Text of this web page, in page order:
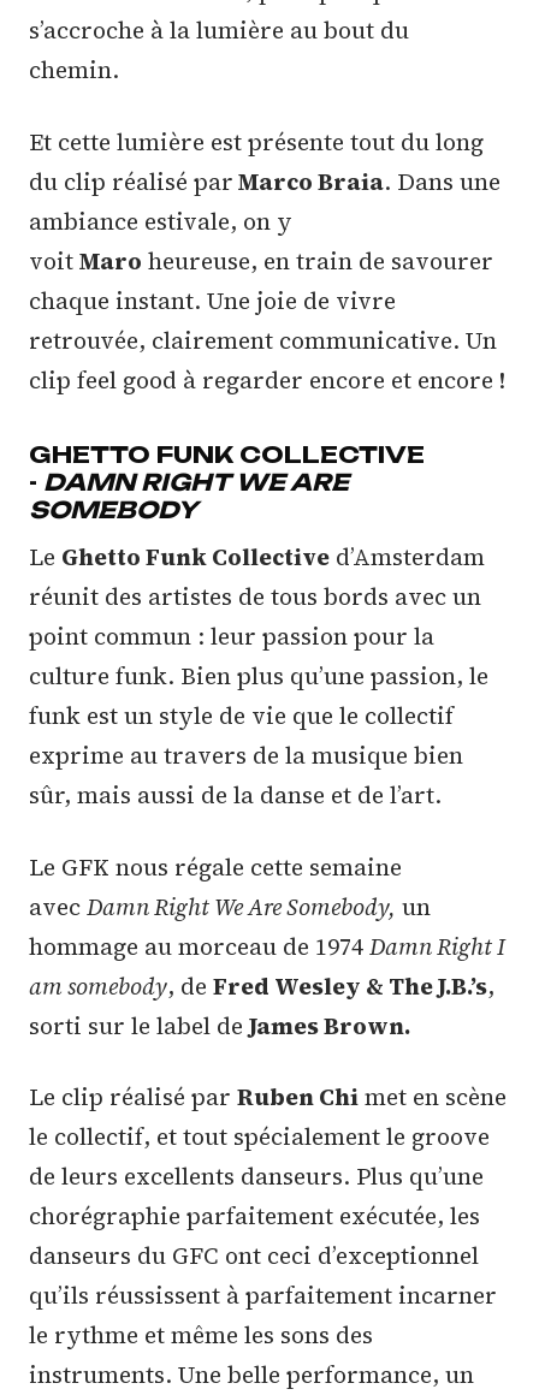
s’accroche à la lumière au bout du
chemin.
Et cette lumière est présente tout du long
du clip réalisé parMarco Braia. Dans une
ambiance estivale, on y
voitMaro heureuse, en train de savourer
chaque instant. Une joie de vivre
retrouvée, clairement communicative. Un
clip feel good à regarder encore et encore !
GHETTO FUNK COLLECTIVE
- DAMN RIGHT WE ARE
SOMEBODY
Le Ghetto Funk Collective d’Amsterdam
réunit des artistes de tous bords avec un
point commun : leur passion pour la
culture funk. Bien plus qu’une passion, le
funk est un style de vie que le collectif
exprime au travers de la musique bien
sûr, mais aussi de la danse et de l’art.
Le GFK nous régale cette semaine
avecDamn Right We Are Somebody, un
hommage au morceau de 1974Damn Right I
am somebody, de Fred Wesley & The J.B.’s,
sorti sur le label de James Brown.
Le clip réalisé par Ruben Chimet en scène
le collectif, et tout spécialement le groove
de leurs excellents danseurs. Plus qu’une
chorégraphie parfaitement exécutée, les
danseurs du GFC ont ceci d’exceptionnel
qu’ils réussissent à parfaitement incarner
le rythme et même les sons des
instruments. Une belle performance, un